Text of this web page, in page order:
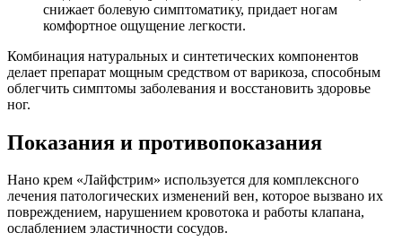
снижает болевую симптоматику, придает ногам
комфортное ощущение легкости.
Комбинация натуральных и синтетических компонентов
делает препарат мощным средством от варикоза, способным
облегчить симптомы заболевания и восстановить здоровье
ног.
Показания и противопоказания
Нано крем «Лайфстрим» используется для комплексного
лечения патологических изменений вен, которое вызвано их
повреждением, нарушением кровотока и работы клапана,
ослаблением эластичности сосудов.